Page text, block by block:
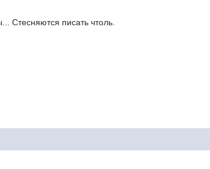
Стесняются писать чтоль.